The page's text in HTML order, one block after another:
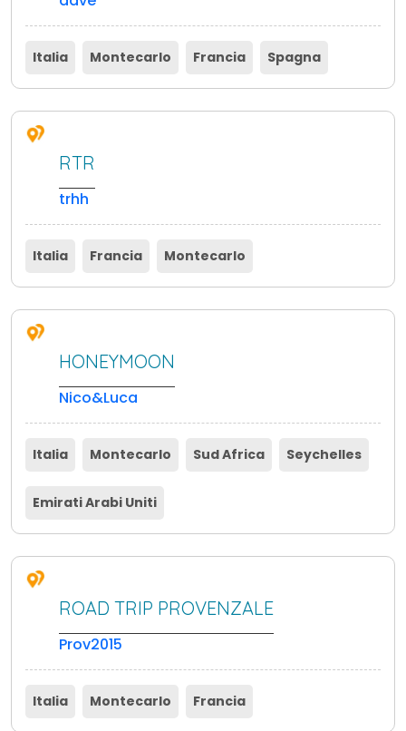
Italia Montecarlo Francia Spagna
RTR
trhh
Italia Francia Montecarlo
HONEYMOON
Nico&Luca
Italia Montecarlo Sud Africa Seychelles
Emirati Arabi Uniti
ROAD TRIP PROVENZALE
Prov2015
Italia Montecarlo Francia